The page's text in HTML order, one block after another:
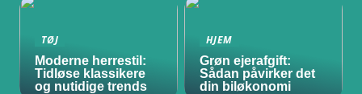
TØJ
Moderne herrestil:
Tidløse klassikere
og nutidige trends
HJEM
Grøn ejerafgift:
Sådan påvirker det
din biløkonomi